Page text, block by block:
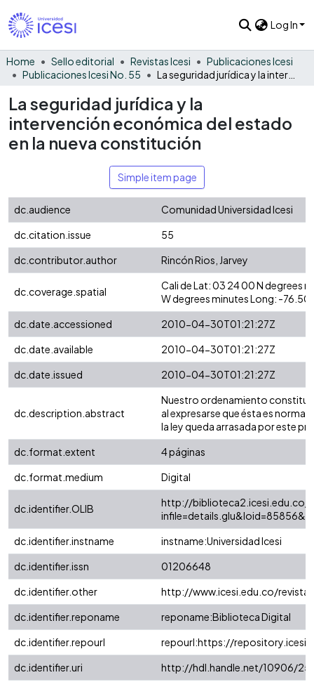
Log In
Home Sello editorial Revistas Icesi
Publicaciones Icesi
Publicaciones Icesi No. 55
La seguridad jurídica y la
intervención económica del estado
en la nueva constitución
Simple item page
dc.audience
Comunidad Universidad Icesi
dc.citation.issue
55
dc.contributor.author
Rincón Rios, Jarvey
dc.coverage.spatial
Cali de Lat: 03 24 00 N degrees
W degrees minutes Long: -
dc.date.accessioned
2010-04-30T01:21:27Z
dc.date.available
2010-04-30T01:21:27Z
dc.date.issued
2010-04-30T01:21:27Z
dc.description.abstract
Nuestro ordenamiento
al expresarse que ésta es
la ley queda arrasada por este
dc.format.extent
4 páginas
dc.format.medium
Digital
dc.identifier.OLIB
http://biblioteca2.icesi.edu.co/
dc.identifier.instname
instname:Universidad Icesi
dc.identifier.issn
01206648
dc.identifier.other
http://www.icesi.edu.co/
dc.identifier.reponame
reponame:Biblioteca Digital
dc.identifier.repourl
repourl:https://
dc.identifier.uri
http://hdl.handle.net/10906/